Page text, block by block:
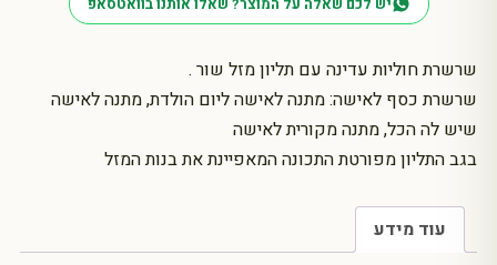
שרשרת חוליות עדינה עם תליון מזל שור .
שרשרת כסף לאישה: מתנה לאישה ליום הולדת, מתנה לאישה
שיש לה הכל, מתנה מקורית לאישה
בגב התליון מפורטת התכונה המאפיינת את בנות המזל
-
כסף
עוד מידע